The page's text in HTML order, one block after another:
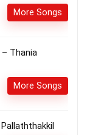
More Songs
Thania
More Songs